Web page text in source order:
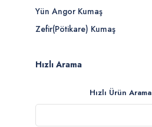
Yün Angor Kumaş
Zefir(Pötikare) Kumaş
Hızlı Arama
Hızlı Ürün Arama